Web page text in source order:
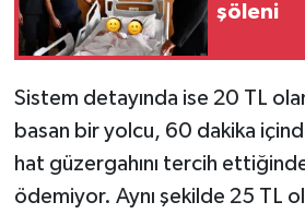
şöleni
Sistem detayında ise 20 TL
basan bir yolcu, 60 dakika
hat güzergahını tercih
ödemiyor. Aynı şekilde 25 TL